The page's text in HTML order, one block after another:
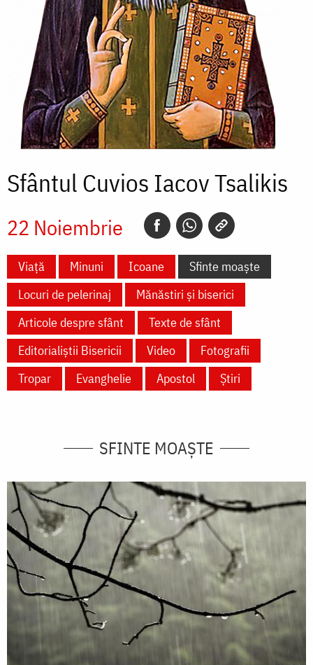
Sfântul Cuvios Iacov Tsalikis
22 Noiembrie
Viață Minuni Icoane
Sfinte moaște
Locuri de pelerinaj
Mănăstiri și biserici
Articole despre sfânt
Texte de sfânt
Editorialiștii Bisericii
Video
Fotografii
Tropar
Evanghelie Apostol Știri
SFINTE MOAȘTE